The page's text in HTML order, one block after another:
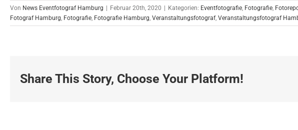
Von News Eventfotograf Hamburg | Februar 20th, 2020 | Kategorien: Eventfotografie, Fotografie,
Fotograf Hamburg, Fotografie, Fotografie Hamburg, Veranstaltungsfotograf, Veranstaltungsfotograf
Share This Story, Choose Your Platform!